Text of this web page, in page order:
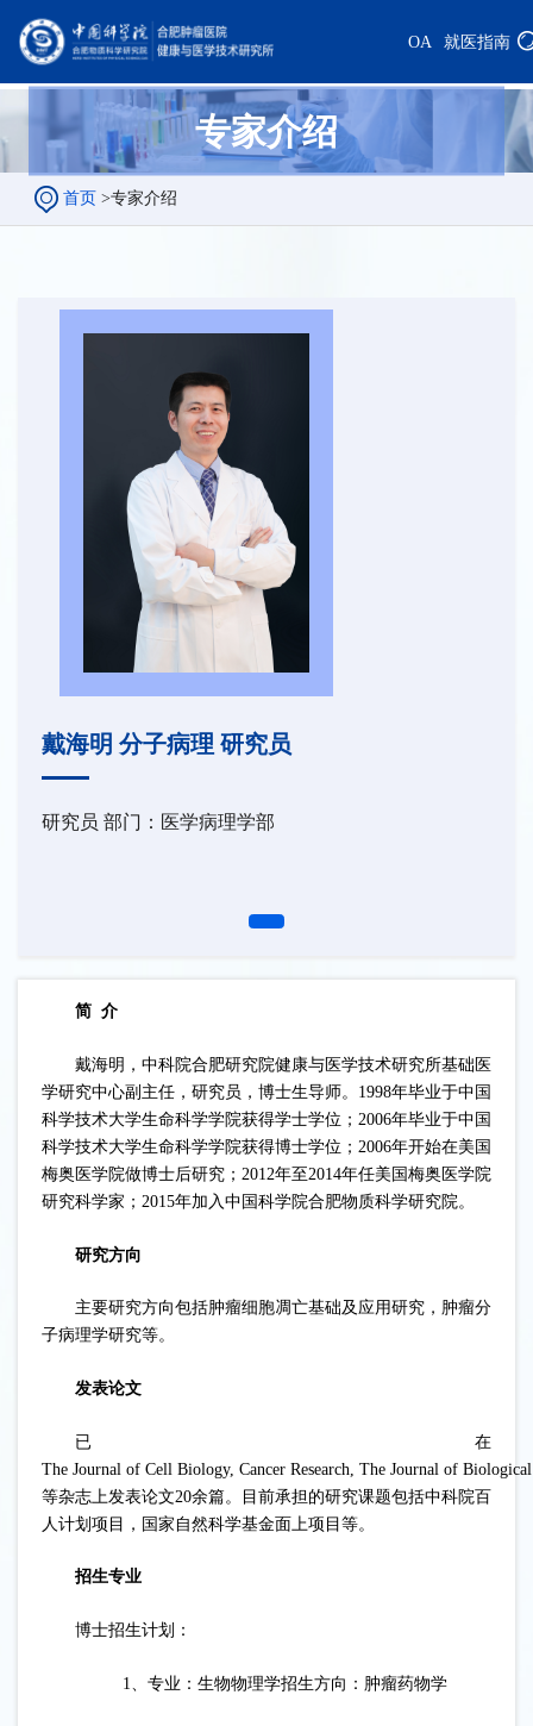
OA 就医指南
专家介绍
首页 >专家介绍
戴海明 分子病理 研究员
研究员 部门：医学病理学部
简 介
戴海明 ， 中科院合肥研究院健康与医学技术研究所基础医
学研究中心副主任，研究员，博士生导师。1998年毕业于中国
科学技术大学生命科学学院获得学士学位；2006年毕业于中国
科学技术大学生命科学学院获得博士学位；2006年开始在美国
梅奥医学院做博士后研究；2012年至2014年任美国梅奥医学院
研究科学家；2015年加入中国科学院合肥物质科学研究院。
研究方向
主要研究方向包括肿瘤细胞凋亡基础及应用研究，肿瘤分
子病理学研究等。
发表论文
已在
The Journal of Cell Biology, Cancer Research, The Journal of
等杂志上发表论文20余篇。目前承担的研究课题包括中科院百
人计划项目，国家自然科学基金面上项目等。
招生专业
博士招生计划：
1、专业：生物物理学招生方向：肿瘤药物学